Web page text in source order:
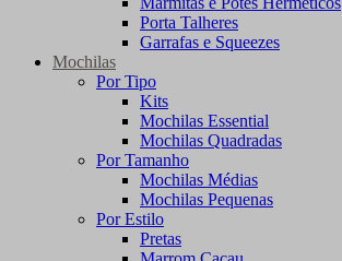
Porta Talheres
Garrafas e Squeezes
Mochilas
Por Tipo
Kits
Mochilas Essential
Mochilas Quadradas
Por Tamanho
Mochilas Médias
Mochilas Pequenas
Por Estilo
Pretas